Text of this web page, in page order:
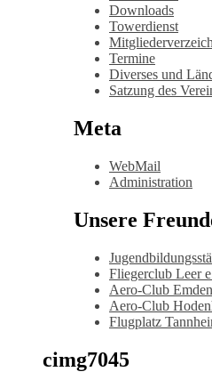
Downloads
Towerdienst
Termine
Diverses und
Satzung des
Meta
WebMail
Administration
Unsere
Fliegerclub Leer
Aero-Club
Aero-Club
Flugplatz
cimg7045